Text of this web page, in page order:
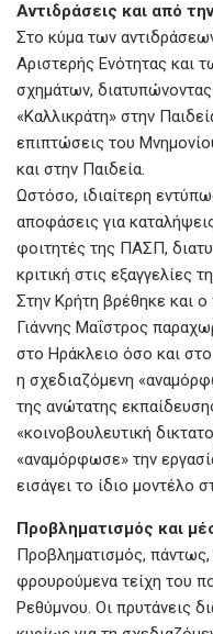
Αντιδράσεις και από
Στο κύμα των
Αριστερής Ενότητας και
σχημάτων,
«Καλλικράτη» στην
επιπτώσεις του
και στην Παιδεία.
Ωστόσο, ιδιαίτερη
αποφάσεις για
φοιτητές της ΠΑΣΠ,
κριτική στις εξαγγελίες
Στην Κρήτη βρέθηκε και
Γιάννης Μαΐστρος
στο Ηράκλειο όσο και
η σχεδιαζόμενη
της ανώτατης
«κοινοβουλευτική
«αναμόρφωσε» την
εισάγει το ίδιο μοντέλο
Προβληματισμός και
Προβληματισμός,
φρουρούμενα τείχη του
Ρεθύμνου. Οι πρυτάνεις